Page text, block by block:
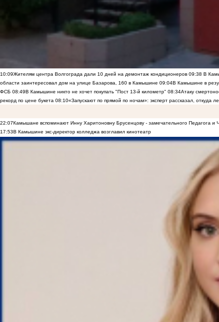
10:09Жителям центра Волгограда дали 10 дней на демонтаж кондиционеров 09:38 В
области заинтересовал дом на улице Базарова, 160 в Камышине 09:04В Камышине в
ФСБ 08:49В Камышине никто не хочет покупать "Пост 13-й километр" 08:34Атаку
рекорд по цене букета 08:10«Запускают по прямой по ночам»: эксперт рассказал, откуда
22:07Камышане вспоминают Инну Харитоновну Брусенцову - замечательного Педагога и
17:53В Камышине экс-директор колледжа возглавил кинотеатр